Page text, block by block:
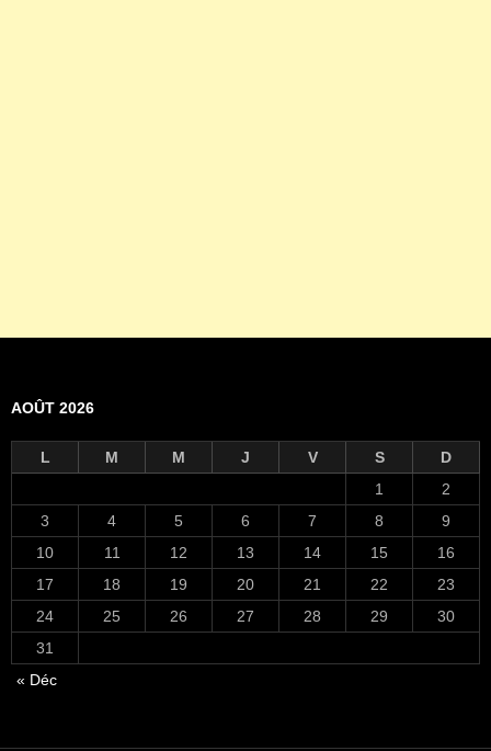
AOÛT 2026
L M M J V S
D
1
2
3
4 5 6 7 8
9
10
11 12 13 14 15
16
17
18 19 20 21 22
23
24
25 26 27 28 29
30
31
« Déc